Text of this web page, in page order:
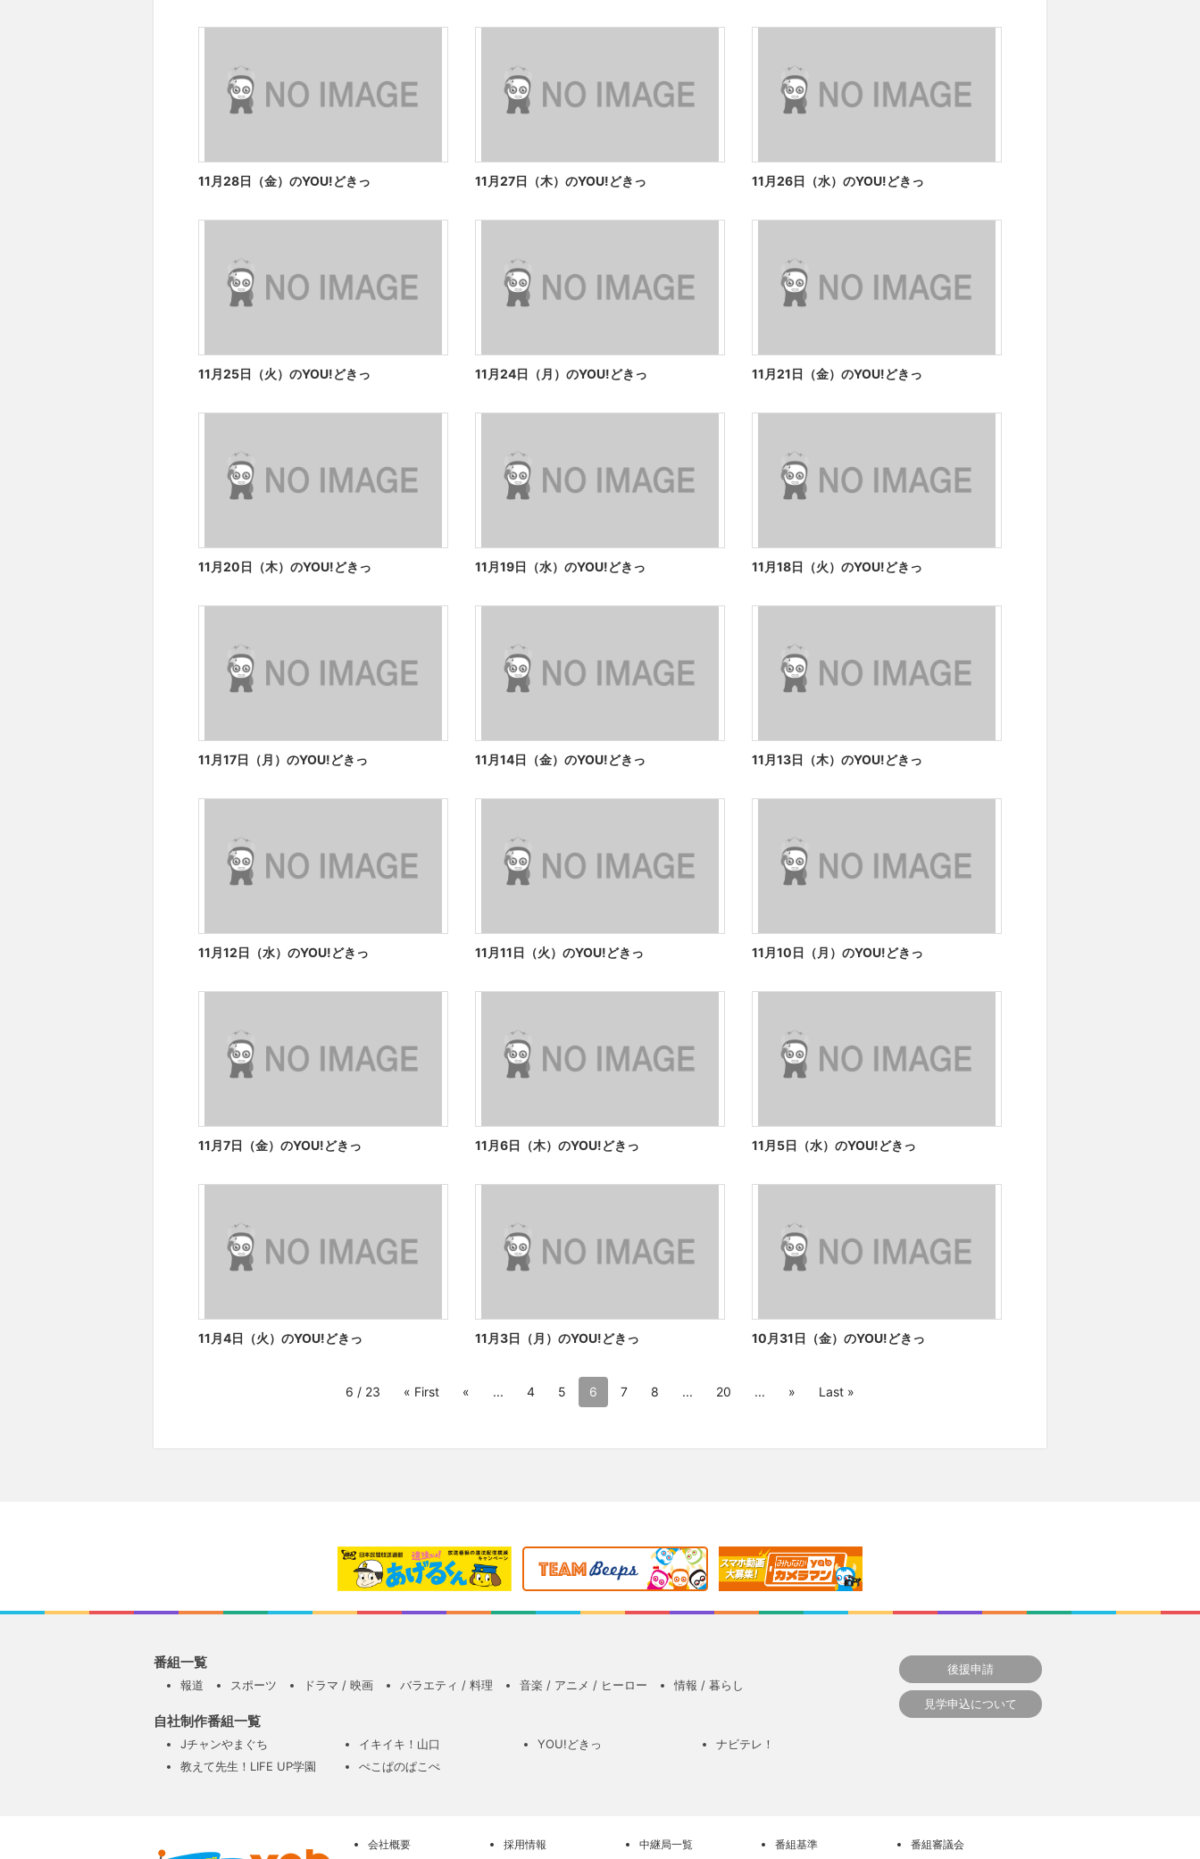
11月28日（金）のYOU!どきっ 11月27日（木）のYOU!どきっ 11月26日（水）のYOU!どきっ
11月25日（火）のYOU!どきっ 11月24日（月）のYOU!どきっ 11月21日（金）のYOU!どきっ
11月20日（木）のYOU!どきっ 11月19日（水）のYOU!どきっ 11月18日（火）のYOU!どきっ
11月17日（月）のYOU!どきっ 11月14日（金）のYOU!どきっ 11月13日（木）のYOU!どきっ
11月12日（水）のYOU!どきっ 11月11日（火）のYOU!どきっ 11月10日（月）のYOU!どきっ
11月7日（金）のYOU!どきっ 11月6日（木）のYOU!どきっ 11月5日（水）のYOU!どきっ
11月4日（火）のYOU!どきっ 11月3日（月）のYOU!どきっ 10月31日（金）のYOU!どきっ
6 / 23 « First « ... 4 5 6 7 8 ... 20 ... » Last »
番組一覧
報道 スポーツ ドラマ / 映画 バラエティ / 料理 音楽 / アニメ / ヒーロー 情報 / 暮らし
自社制作番組一覧
Jチャンやまぐち イキイキ！山口 YOU!どきっ
ナビテレ！
教えて先生！LIFE UP学園
ぺこぱのぱこぺ
後援申請
見学申込について
会社概要 採用情報 中継局一覧 番組基準 番組審議会